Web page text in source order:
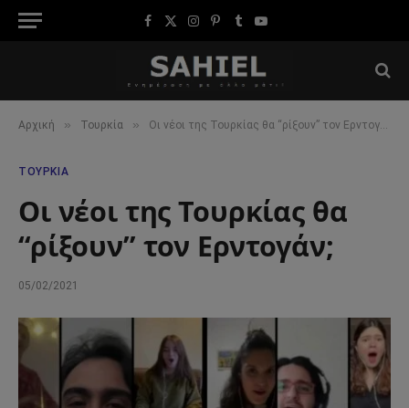
Facebook
X
Instagram
Pinterest
TumblrYouTube
Αρχική » Τουρκία » Οι νέοι της Τουρκίας θα “ρίξουν” τον Ερντογάν;
ΤΟΥΡΚΊΑ
Οι νέοι της Τουρκίας θα
“ρίξουν” τον Ερντογάν;
05/02/2021